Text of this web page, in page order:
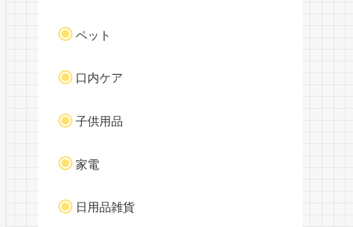
ペット
口内ケア
子供用品
家電
日用品雑貨